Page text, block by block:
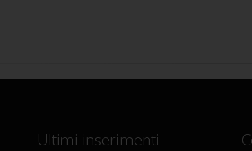
Ultimi inserimenti